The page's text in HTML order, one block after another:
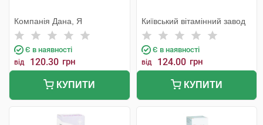
Компанія Дана, Я
Є в наявності
від 120.30 грн
КУПИТИ
Київський вітамінний завод
Є в наявності
від 124.00 грн
КУПИТИ